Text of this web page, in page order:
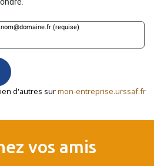
d'autres surmon-entreprise.urssaf.fr
vos amis